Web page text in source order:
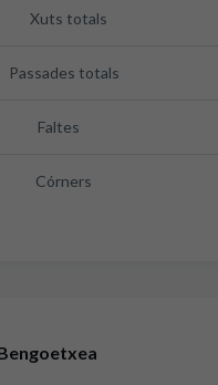
RCD Mallorca 9
Xuts totals
versus RCD Mallorca 501
Passades totals
Mallorca 12
Faltes
RCD Mallorca 3
Córners